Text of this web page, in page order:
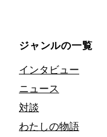
ジャンルの一覧
インタビュー
ニュース
対談
わたしの物語